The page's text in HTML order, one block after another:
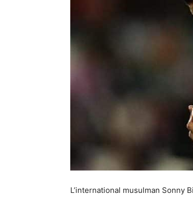
L’international musulman Sonny